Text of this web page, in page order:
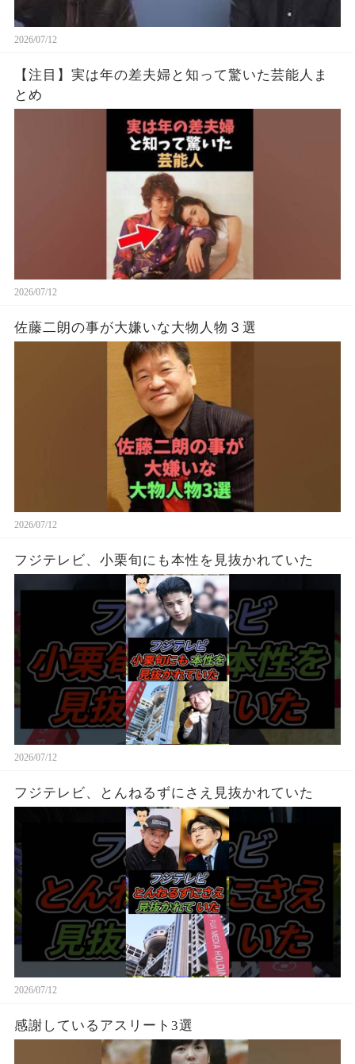
2026/07/12
【注目】実は年の差夫婦と知って驚いた芸能人ま
とめ
2026/07/12
佐藤二朗の事が大嫌いな大物人物３選
2026/07/12
フジテレビ、小栗旬にも本性を見抜かれていた
2026/07/12
フジテレビ、とんねるずにさえ見抜かれていた
2026/07/12
感謝しているアスリート3選